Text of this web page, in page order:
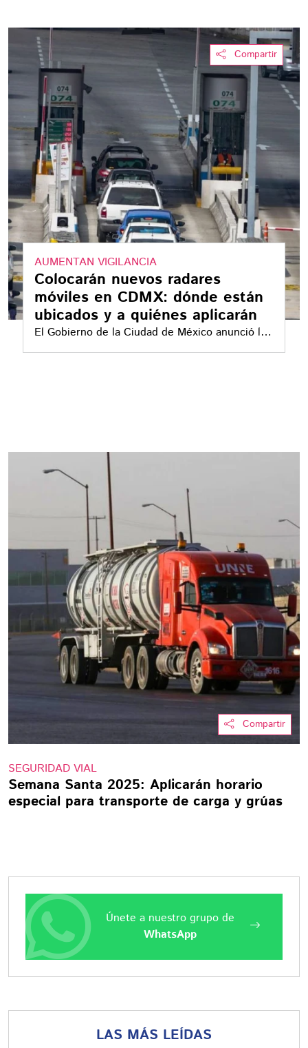
empleo y la sostenibilidad
Compartir
AUMENTAN VIGILANCIA
Colocarán nuevos radares
móviles en CDMX: dónde están
ubicados y a quiénes aplicarán
El Gobierno de la Ciudad de México anunció la
instalación de radares móviles en accesos
Compartir
SEGURIDAD VIAL
Semana Santa 2025: Aplicarán horario
especial para transporte de carga y grúas
Únete a nuestro grupo de
WhatsApp
LAS MÁS LEÍDAS